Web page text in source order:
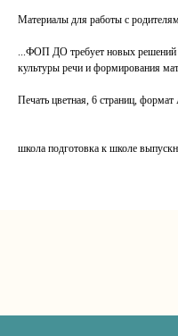
Материалы для работы с
...ФОП ДО требует новых решений
культуры речи и формирования
Печать цветная, 6 страниц,
школа подготовка к школе